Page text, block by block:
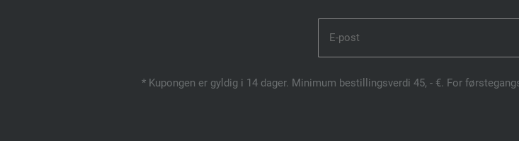
* Kupongen er gyldig i 14 dager. Minimum bestillingsverdi 45, - €. For